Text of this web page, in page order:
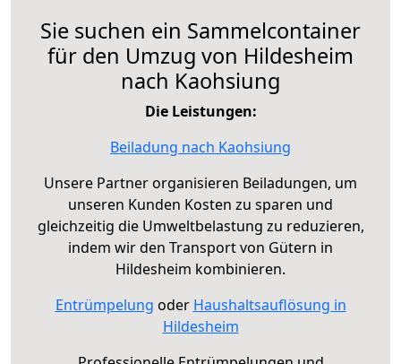
Sie suchen ein Sammelcontainer
für den Umzug von Hildesheim
nach Kaohsiung
Die Leistungen:
Beiladung nach Kaohsiung
Unsere Partner organisieren Beiladungen, um
unseren Kunden Kosten zu sparen und
gleichzeitig die Umweltbelastung zu reduzieren,
indem wir den Transport von Gütern in
Hildesheim kombinieren.
Entrümpelung oder Haushaltsauflösung in
Hildesheim